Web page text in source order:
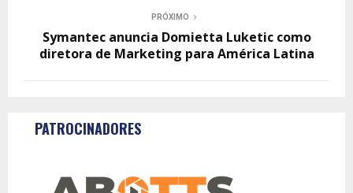
PRÓXIMO
Symantec anuncia Domietta Luketic como
diretora de Marketing para América Latina
PATROCINADORES